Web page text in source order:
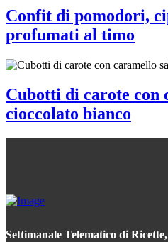
Confit di pomodori,
profumati al timo
Cubotti di carote con
cioccolato bianco
Settimanale Telematico di